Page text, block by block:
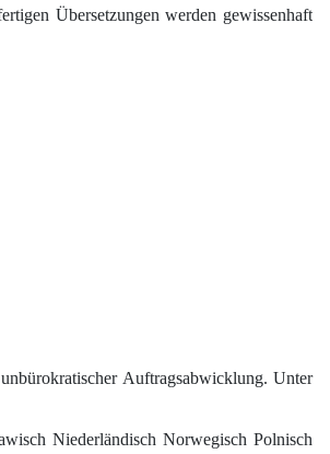
Übersetzungen werden gewissenhaft
Auftragsabwicklung. Unter
Niederländisch Norwegisch Polnisch